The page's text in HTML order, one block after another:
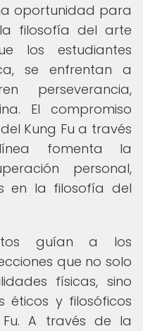
oportunidad para
filosofía del arte
los estudiantes
se enfrentan a
perseverancia,
El compromiso
Kung Fu a través
fomenta la
personal,
en la filosofía del
guían a los
que no solo
físicas, sino
éticos y filosóficos
A través de la